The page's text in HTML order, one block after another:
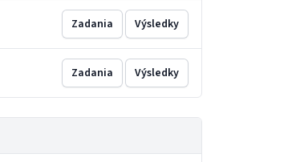
Zadania Výsledky
Zadania Výsledky